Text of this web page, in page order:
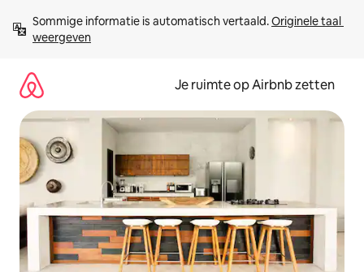
direct
naar
Sommige informatie is automatisch vertaald. Originele taal
weergeven
Je ruimte op Airbnb zetten